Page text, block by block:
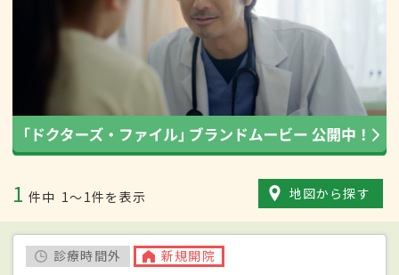
1 件中 1〜1件を表示 地図から探す
診療時間外 新規開院